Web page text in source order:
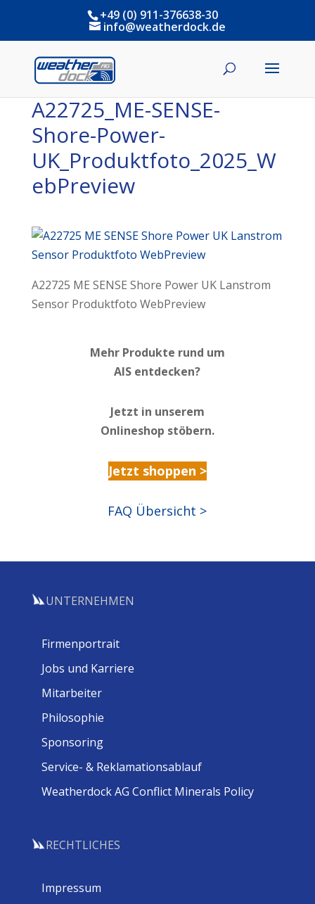
+49 (0) 911-376638-30
info@weatherdock.de
A22725_ME-SENSE-
Shore-Power-
UK_Produktfoto_2025_W
ebPreview
A22725 ME SENSE Shore Power UK Lanstrom
Sensor Produktfoto WebPreview
Mehr Produkte rund um
AIS entdecken?
Jetzt in unserem
Onlineshop stöbern.
Jetzt shoppen >
FAQ Übersicht >
UNTERNEHMEN
Firmenportrait
Jobs und Karriere
Mitarbeiter
Philosophie
Sponsoring
Service- & Reklamationsablauf
Weatherdock AG Conflict Minerals Policy
RECHTLICHES
Impressum